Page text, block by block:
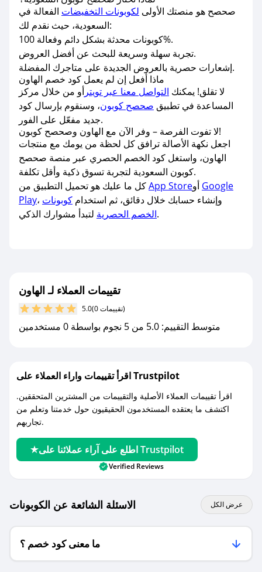
صحصح هو منصتك الأولى لكوبونات التخفيضات الفعالة في
السعودية، حيث نقدم لك:
كوبونات محدثة بشكل دائم وفعالة 100%.
تجربة سهلة وسريعة للبحث عن أفضل العروض.
إشعارات حصرية بالعروض الجديدة على متاجرك المفضلة.
ماذا أفعل إن لم يعمل كود خصم الهاون
لا تقلق! يمكنك التواصل معنا عبر تويتر أو من خلال مركز
المساعدة في تطبيق صحصح كوبون، وسنقوم بإرسال كود
جديد مفعّل على الفور.
لا تفوت الفرصة – وفر الآن مع الهاون وصحصح كوبون!
اجعل نكهة الأصالة ترافق كل لحظة من يومك مع منتجات
الهاون، واستغل كود الخصم الحصري عبر منصة صحصح
كوبون السعودية لتجربة تسوق ذكية وأقل تكلفة.
App Store
Google
Play
، وإنشاء حسابك خلال دقائق، ثم استخدام كوبونات
الخصم الحصريةلتبدأ مشوارك الذكي.
تقييمات العملاء لـ الهاون
5.0 (0 تقييمات)
متوسط التقييم: 5.0 من 5 نجوم بواسطة 0 مستخدمين
اقرأ تقييمات واراء العملاء على Trustpilot
اقرأ تقييمات العملاء الأصلية والتقييمات من المشترين المتحققين.
اكتشف ما يعتقده المستخدمون الحقيقيون حول خدمتنا وتعلم من
تجاربهم.
اطلع على آراء عملائنا على Trustpilot
Verified Reviews
الاسئلة الشائعة عن الكوبونات عرض الكل
ما معنى كود خصم ؟